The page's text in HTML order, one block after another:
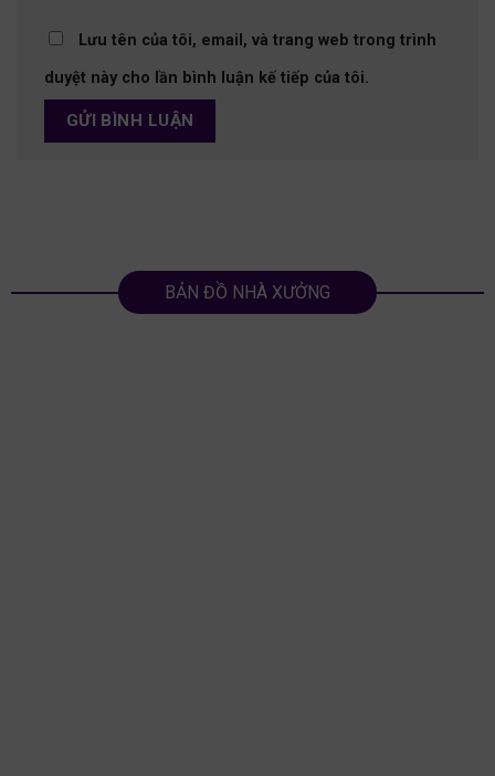
Lưu tên của tôi, email, và trang web trong trình
duyệt này cho lần bình luận kế tiếp của tôi.
BẢN ĐỒ NHÀ XƯỞNG